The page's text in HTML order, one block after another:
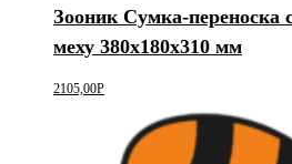
Зооник Сумка-переноска
меху 380х180х310 мм
2105,00Р